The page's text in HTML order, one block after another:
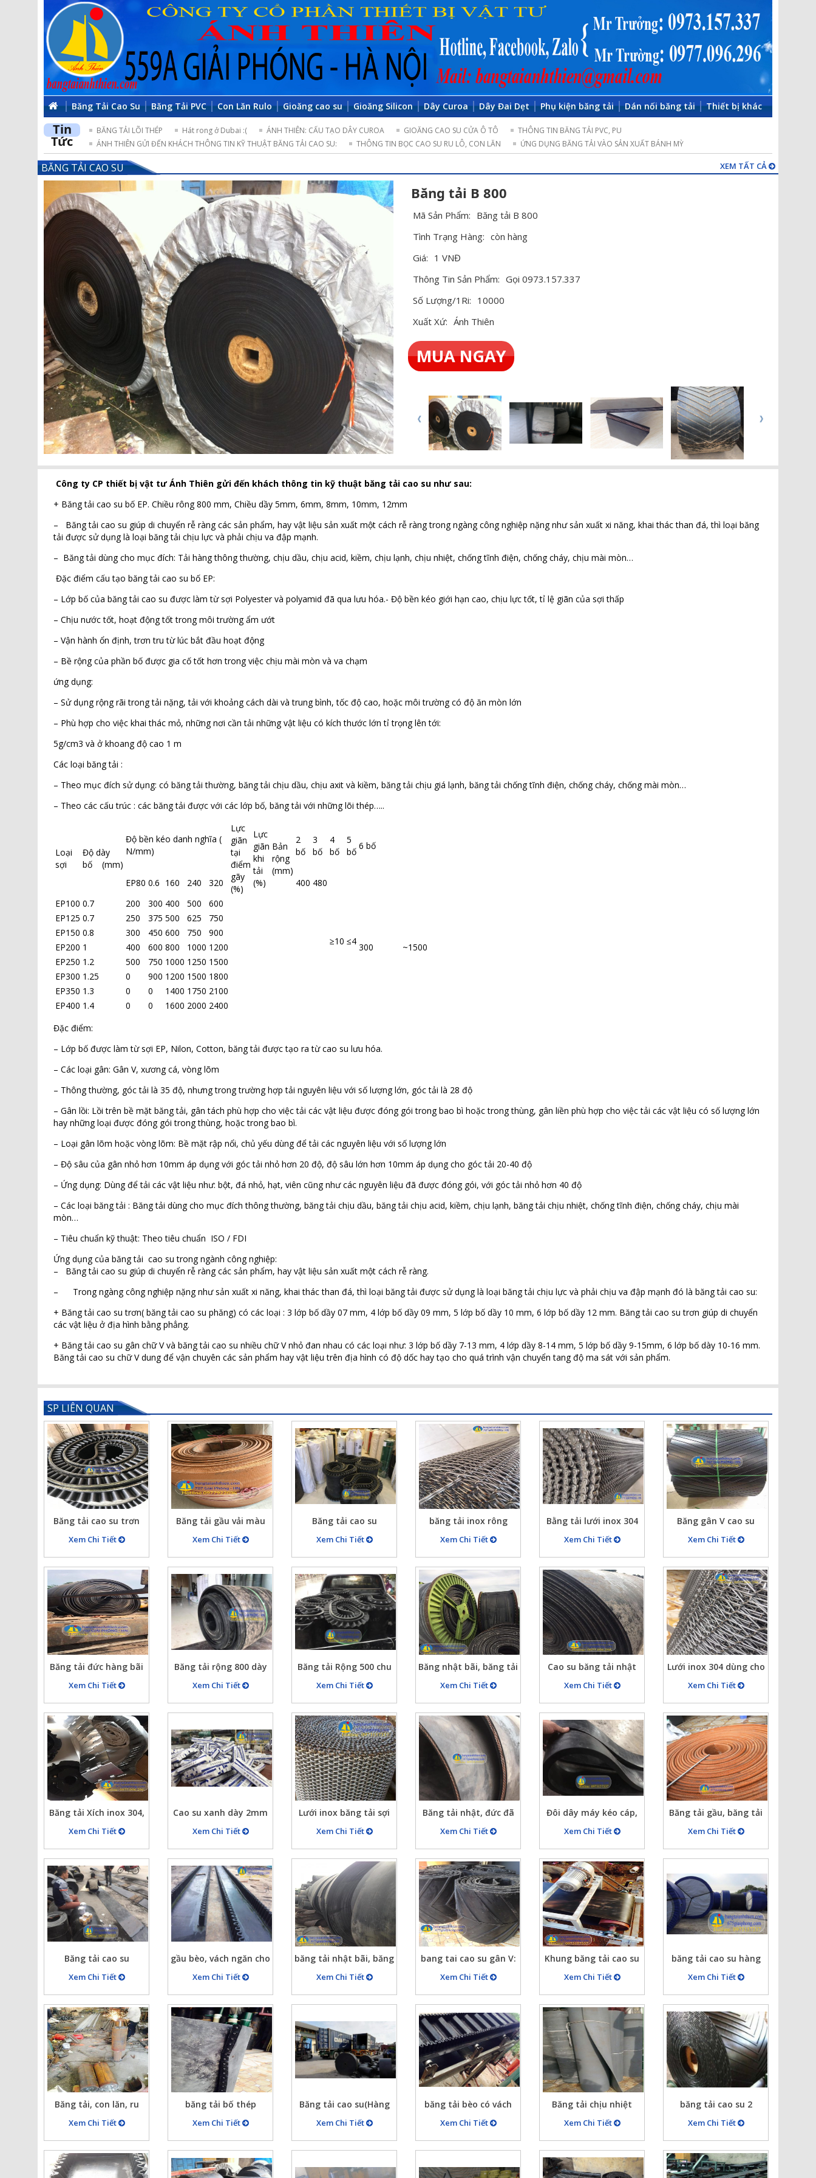
Băng Tải Cao Su Băng Tải PVC Con Lăn Rulo Gioăng cao su Gioăng Silicon Dây Curoa Dây Đai Dẹt Phụ kiện băng tải Dán nối băng tải Thiết bị khác
Tin
Tức
BĂNG TẢI LÕI THÉP Hát rong ở Dubai :( ÁNH THIÊN: CẤU TẠO DÂY CUROA GIOĂNG CAO SU CỬA Ô TÔ
THÔNG TIN BĂNG TẢI PVC, PU
ÁNH THIÊN GỬI ĐẾN KHÁCH THÔNG TIN KỸ THUẬT BĂNG TẢI CAO SU:
THÔNG TIN BỌC CAO SU RU LÔ, CON LĂN ỨNG DỤNG BĂNG TẢI VÀO SẢN XUẤT BÁNH MỲ
BĂNG TẢI CAO SU XEM TẤT CẢ
Băng tải B 800
Mã Sản Phẩm: Băng tải B 800
Tình Trạng Hàng: còn hàng
Giá: 1 VNĐ
Thông Tin Sản Phẩm: Gọi 0973.157.337
Số Lượng/1Ri: 10000
Xuất Xứ: Ánh Thiên
MUA NGAY
Công ty CP thiết bị vật tư Ánh Thiên gửi đến khách thông tin kỹ thuật băng tải cao su như sau:
+ Băng tải cao su bố EP. Chiều rông 800 mm, Chiều dầy 5mm, 6mm, 8mm, 10mm, 12mm
– Băng tải cao su giúp di chuyển rễ ràng các sản phẩm, hay vật liệu sản xuất một cách rễ ràng trong ngàng công nghiệp nặng như sản xuất xi năng, khai thác than đá, thì loại băng
tải được sử dụng là loại băng tải chịu lực và phải chịu va đập mạnh.
– Băng tải dùng cho mục đích: Tải hàng thông thường, chịu dầu, chịu acid, kiềm, chịu lạnh, chịu nhiệt, chống tĩnh điện, chống cháy, chịu mài mòn…
Đặc điểm cấu tạo băng tải cao su bố EP:
– Lớp bố của băng tải cao su được làm từ sợi Polyester và polyamid đã qua lưu hóa.- Độ bền kéo giới hạn cao, chịu lực tốt, tỉ lệ giãn của sợi thấp
– Chịu nước tốt, hoạt động tốt trong môi trường ẩm ướt
– Vận hành ổn định, trơn tru từ lúc bắt đầu hoạt động
– Bề rộng của phần bố được gia cố tốt hơn trong việc chịu mài mòn và va chạm
ứng dụng:
– Sử dụng rộng rãi trong tải nặng, tải với khoảng cách dài và trung bình, tốc độ cao, hoặc môi trường có độ ăn mòn lớn
– Phù hợp cho việc khai thác mỏ, những nơi cần tải những vật liệu có kích thước lớn tỉ trọng lên tới:
5g/cm3 và ở khoang độ cao 1 m
Các loại băng tải :
– Theo mục đích sử dụng: có băng tải thường, băng tải chịu dầu, chịu axit và kiềm, băng tải chịu giá lạnh, băng tải chống tĩnh điện, chống cháy, chống mài mòn…
– Theo các cấu trúc : các băng tải được với các lớp bố, băng tải với những lõi thép…..
Loại
sợi
Độ dày
bố (mm)
Độ bền kéo danh nghĩa (
N/mm)
Lực
giãn
tại
điểm
gãy
(%)
Lực
giãn
khi
tải
(%)
Bản
rộng
(mm)
2
bố
3
bố
4
bố
5
bố
6 bố
EP80 0.6 160 240 320 400 480
≥10 ≤4
300 ~1500
EP100 0.7 200 300 400 500
600
EP125 0.7 250 375 500 625
750
EP150 0.8 300 450 600 750
900
EP200 1 400 600 800 1000 1200
EP250 1.2 500 750 1000 1250 1500
EP300 1.25 0 900 1200 1500 1800
EP350 1.3 0 0 1400 1750 2100
EP400 1.4 0 0 1600 2000 2400
Đặc điểm:
– Lớp bố được làm từ sợi EP, Nilon, Cotton, băng tải được tạo ra từ cao su lưu hóa.
– Các loại gân: Gân V, xương cá, vòng lõm
– Thông thường, góc tải là 35 độ, nhưng trong trường hợp tải nguyên liệu với số lượng lớn, góc tải là 28 độ
– Gân lồi: Lồi trên bề mặt băng tải, gân tách phù hợp cho việc tải các vật liệu được đóng gói trong bao bì hoặc trong thùng, gân liền phù hợp cho việc tải các vật liệu có số lượng lớn
hay những loại được đóng gói trong thùng, hoặc trong bao bì.
– Loại gân lõm hoặc vòng lõm: Bề mặt rập nổi, chủ yếu dùng để tải các nguyên liệu với số lượng lớn
– Độ sâu của gân nhỏ hơn 10mm áp dụng với góc tải nhỏ hơn 20 độ, độ sâu lớn hơn 10mm áp dụng cho góc tải 20-40 độ
– Ứng dụng: Dùng để tải các vật liệu như: bột, đá nhỏ, hạt, viên cũng như các nguyên liệu đã được đóng gói, với góc tải nhỏ hơn 40 độ
– Các loại băng tải : Băng tải dùng cho mục đích thông thường, băng tải chịu dầu, băng tải chịu acid, kiềm, chịu lạnh, băng tải chịu nhiệt, chống tĩnh điện, chống cháy, chịu mài
mòn…
– Tiêu chuẩn kỹ thuật: Theo tiêu chuẩn ISO / FDI
Ứng dụng của băng tải cao su trong ngành công nghiệp:
– Băng tải cao su giúp di chuyển rễ ràng các sản phẩm, hay vật liệu sản xuất một cách rễ ràng.
– Trong ngàng công nghiệp nặng như sản xuất xi năng, khai thác than đá, thì loại băng tải được sử dụng là loại băng tải chịu lực và phải chịu va đập mạnh đó là băng tải cao su:
+ Băng tải cao su trơn( băng tải cao su phăng) có các loại : 3 lớp bố dầy 07 mm, 4 lớp bố dầy 09 mm, 5 lớp bố dầy 10 mm, 6 lớp bố dầy 12 mm. Băng tải cao su trơn giúp di chuyển
các vật liệu ở địa hình bằng phẳng.
+ Băng tải cao su gân chữ V và băng tải cao su nhiều chữ V nhỏ đan nhau có các loại như: 3 lớp bố dầy 7-13 mm, 4 lớp dầy 8-14 mm, 5 lớp bố dầy 9-15mm, 6 lớp bố dày 10-16 mm.
Băng tải cao su chữ V dung để vận chuyên các sản phẩm hay vật liệu trên địa hình có độ dốc hay tạo cho quá trình vận chuyển tang độ ma sát với sản phẩm.
SP LIÊN QUAN
Băng tải cao su trơn
B500X5X10 chu vi nối
tròn 10900mm, dán
bèo hai bên cao 50mm
Xem Chi Tiết
Băng tải gầu vải màu
đỏ cam B300x8mm
Xem Chi Tiết
Băng tải cao su
B650x5x10 có vách
chắn hai bên chu vi dài
4500mm
Xem Chi Tiết
băng tải inox rông
500mm sợi 2mm bước
lưới 12×20
Xem Chi Tiết
Bằng tải lưới inox 304
xích 50 ty 6mm rộng
800 dài 20m
Xem Chi Tiết
Băng gân V cao su
rộng 800 dày 16mm cả
gân
Xem Chi Tiết
Băng tải đức hàng bãi
90% dày 15mm
Xem Chi Tiết
Băng tải rộng 800 dày
10mm, 5 lớp bố vải chịu
lực
Xem Chi Tiết
Băng tải Rộng 500 chu
vi 10m có bèo 2 bên
mép băng tải
Xem Chi Tiết
Băng nhật bãi, băng tải
cao su Nhật ( Đức)
dùng tải cát đá
Xem Chi Tiết
Cao su băng tải nhật
mới 90% băng dày
15mm khổ rộng
1000mm, 4 lớp bố
ep250
Xem Chi Tiết
Lưới inox 304 dùng cho
băng tải, bước ly x6,
6×8, 5×10, 6×12,
….18×30
Xem Chi Tiết
Băng tải Xích inox 304,
bang tai xich, bánh
răng cho băng tải xích
tại Ánh Thiên 675 Giải
Phóng – HN
Xem Chi Tiết
Cao su xanh dày 2mm
chống tĩnh điện dùng
trong các ngành công
nghiệp điện tử
Xem Chi Tiết
Lưới inox băng tải sợi
1.2 mm, 2mm…, băng
tải lưới inox tại Ánh
Thiên
Xem Chi Tiết
Băng tải nhật, đức đã
qua sử dụng, hàng
băng tải bãi nhật đức
balan
Xem Chi Tiết
Đôi dây máy kéo cáp,
dây curoa băng tải cho
máy kéo cáp
Xem Chi Tiết
Băng tải gầu, băng tải
để bắt gầu, băng tải
vải…
Xem Chi Tiết
Băng tải cao su
Xem Chi Tiết
gầu bèo, vách ngăn cho
băng tải cao su
Xem Chi Tiết
băng tải nhật bãi, băng
tải đức đã qua sử dụng
Xem Chi Tiết
bang tai cao su gân V:
B500x3, B600x4,…
Xem Chi Tiết
Khung băng tải cao su
L9000xR800
Xem Chi Tiết
băng tải cao su hàng
vừa xuống công
Xem Chi Tiết
Băng tải, con lăn, ru
lô…
Xem Chi Tiết
băng tải bố thép
Xem Chi Tiết
Băng tải cao su(Hàng
về)
Xem Chi Tiết
băng tải bèo có vách
ngăn
Xem Chi Tiết
Băng tải chịu nhiệt
silicon
Xem Chi Tiết
băng tải cao su 2
Xem Chi Tiết